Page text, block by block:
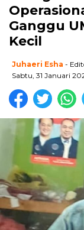
Ganggu
Kecil
Juhaeri Esha -
Sabtu, 31 Januari